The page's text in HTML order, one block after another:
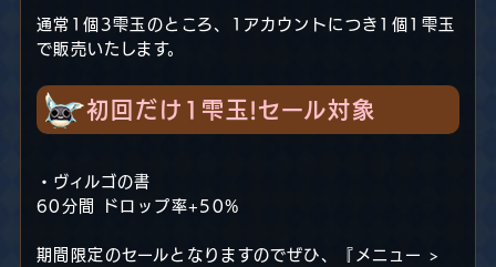
通常1個3雫玉のところ、1アカウントにつき1個1雫玉
で販売いたします。
初回だけ1雫玉!セール対象
・ヴィルゴの書
60分間 ドロップ率+50%
期間限定のセールとなりますのでぜひ、『メニュー >